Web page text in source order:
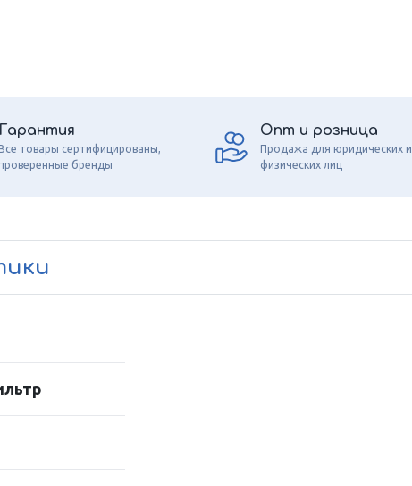
Гарантия
товары сертифицированы,
бренды
Опт и розница
Продажа для юридических и
физических лиц